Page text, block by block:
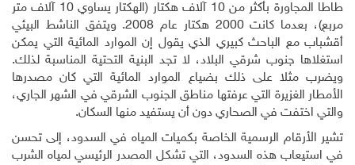
طاطا المجاورة بأكثر من 10 آلاف هكتار (الهكتار يساوي 10 آلاف متر
مربع)، بعدما كانت 2000 هكتار عام 2008. ويتفق الناشط البيئي
أقشباب مع الباحث كبيري الذي يقول إن الموارد المائية التي يمكن
استغلاها جنوب شرقي البلاد، لا تجد البنية التحتية المناسبة لذلك.
ويضرب مثلا على ذلك بضياع الموارد المائية التي كان مصدرها
الأمطار الغزيرة التي عرفتها مناطق الجنوب الشرقي في الشهر الجاري،
والتي اختفت في الصحاري دون أن يستفيد منها السكان.
تشير الأرقام الرسمية الخاصة بكميات المياه في السدود، إلى تحسن
في استيعاب هذه السدود، التي تشكل المصدر الرئيسي لمياه الشرب